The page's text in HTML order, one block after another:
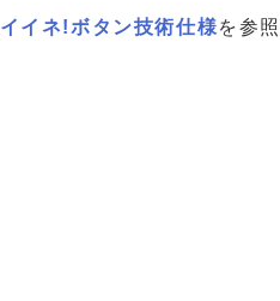
イイネ!ボタン技術仕様を参